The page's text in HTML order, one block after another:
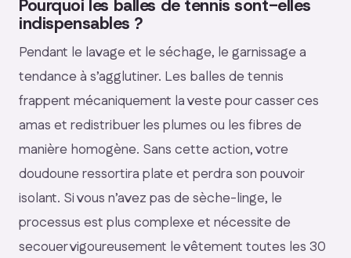
Pourquoi les balles de tennis sont-elles
indispensables ?
Pendant le lavage et le séchage, le garnissage a
tendance à s’agglutiner. Les balles de tennis
frappent mécaniquement la veste pour casser ces
amas et redistribuer les plumes ou les fibres de
manière homogène. Sans cette action, votre
doudoune ressortira plate et perdra son pouvoir
isolant. Si vous n’avez pas de sèche-linge, le
processus est plus complexe et nécessite de
secouer vigoureusement le vêtement toutes les 30